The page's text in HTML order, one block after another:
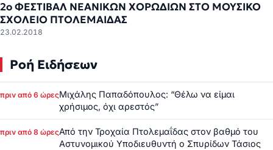
2ο ΦΕΣΤΙΒΑΛ ΝΕΑΝΙΚΩΝ ΧΟΡΩΔΙΩΝ ΣΤΟ ΜΟΥΣΙΚΟ
ΣΧΟΛΕΙΟ ΠΤΟΛΕΜΑΙΔΑΣ
23.02.2018
Ροή Ειδήσεων
πριν από 6 ώρεςΜιχάλης Παπαδόπουλος: “Θέλω να είμαι
χρήσιμος, όχι αρεστός”
πριν από 8 ώρεςΑπό την Τροχαία Πτολεμαΐδας στον βαθμό του
Αστυνομικού Υποδιευθυντή ο Σπυρίδων Τάσιος